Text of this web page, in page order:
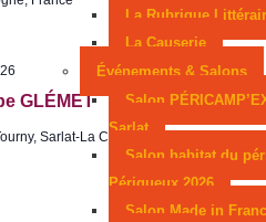
La Rubrique
La Causerie
Événements & Salons
Salon
Sarlat
Salon habitat du
Périgueux 2026
Salon Made in
n
c
o
n
d
e
v
u
e
s
É
v
GLÉMET
Sarlat-La Canéda, Sélectionner